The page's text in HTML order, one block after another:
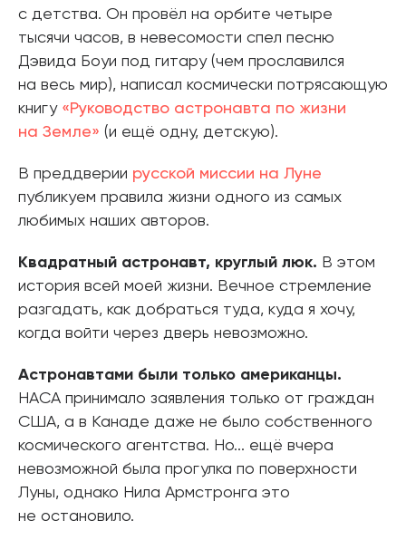
с детства. Он провёл на орбите четыре
тысячи часов, в невесомости спел песню
Дэвида Боуи под гитару (чем прославился
на весь мир), написал космически потрясающую
книгу «Руководство астронавта по жизни
на Земле» (и ещё одну, детскую).
В преддверии русской миссии на Луне
публикуем правила жизни одного из самых
любимых наших авторов.
Квадратный астронавт, круглый люк. В этом
история всей моей жизни. Вечное стремление
разгадать, как добраться туда, куда я хочу,
когда войти через дверь невозможно.
Астронавтами были только американцы.
НАСА принимало заявления только от граждан
США, а в Канаде даже не было собственного
космического агентства. Но... ещё вчера
невозможной была прогулка по поверхности
Луны, однако Нила Армстронга это
не остановило.